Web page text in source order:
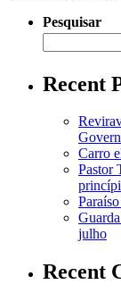
Pesquisar
Recent
Carro
Pastor
julho
Recent